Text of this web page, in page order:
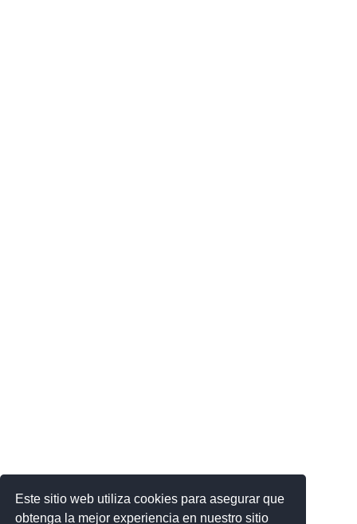
Este sitio web utiliza cookies para asegurar que
obtenga la mejor experiencia en nuestro sitio